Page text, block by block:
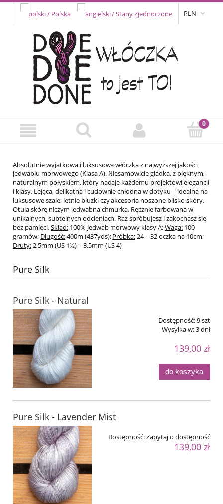
PLN
Absolutnie wyjątkowa i luksusowa włóczka z najwyższej jakości
jedwabiu morwowego (Klasa A). Niesamowicie gładka, z pięknym,
naturalnym połyskiem, który nadaje każdemu projektowi elegancji
i klasy. Lejąca, delikatna i cudownie chłodna w dotyku – idealna na
luksusowe szale, letnie bluzki czy akcesoria noszone blisko skóry.
Otula skórę niczym jedwabna chmurka. Ręcznie farbowana w
unikalnych, subtelnych odcieniach. Raz spróbujesz i zakochasz się
bez pamięci.Skład: 100% Jedwab morwowy klasy A;Waga: 100
gramów; Długość:400m (437yds); Próbka:24 – 32 oczka na 10cm;
Druty:2,5mm (US 1½) – 3,5mm (US 4)
Pure Silk
Pure Silk - Natural
Dostępność:9 szt
Wysyłka w:3 dni
139,00 zł
do koszyka
Pure Silk - Lavender Mist
Dostępność:Zapytaj o dostępność
139,00 zł